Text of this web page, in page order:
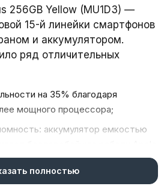
256GB Yellow (MU1D3) —
15-й линейки смартфонов
и аккумулятором.
ряд отличительных
на 35% благодаря
мощного процессора;
аккумулятор емкостью
20-26 часов на одном заряде
полностью